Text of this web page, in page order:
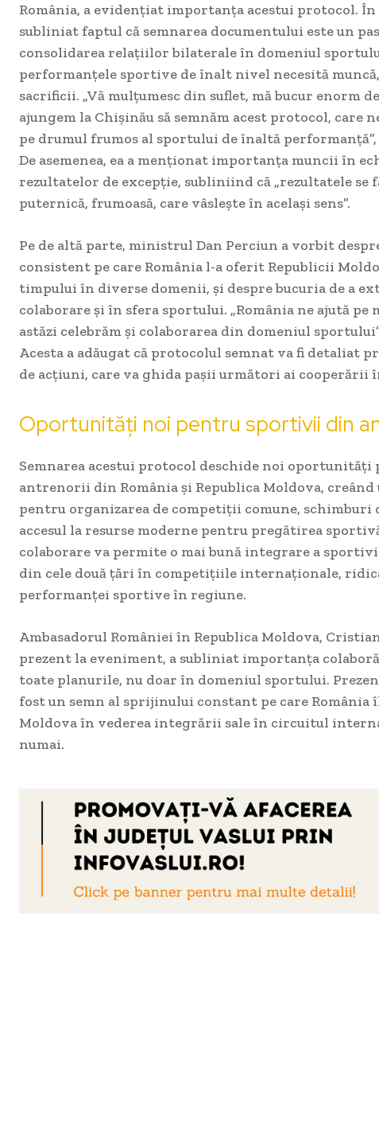
România, a evidențiat importanța acestui protocol. În
subliniat faptul că semnarea documentului este un
consolidarea relațiilor bilaterale în domeniul
performanțele sportive de înalt nivel necesită
sacrificii. „Vă mulțumesc din suflet, mă bucur enorm
ajungem la Chișinău să semnăm acest protocol, care
pe drumul frumos al sportului de înaltă performanță”,
De asemenea, ea a menționat importanța muncii în
rezultatelor de excepție, subliniind că „rezultatele se
puternică, frumoasă, care vâslește în același sens”.
Pe de altă parte, ministrul Dan Perciun a vorbit
consistent pe care România l-a oferit Republicii
timpului în diverse domenii, și despre bucuria de a
colaborare și în sfera sportului. „România ne ajută
astăzi celebrăm și colaborarea din domeniul
Acesta a adăugat că protocolul semnat va fi detaliat
de acțiuni, care va ghida pașii următori ai cooperării
Oportunități noi pentru sportivii din
Semnarea acestui protocol deschide noi
antrenorii din România și Republica Moldova,
pentru organizarea de competiții comune, schimburi
accesul la resurse moderne pentru pregătirea
colaborare va permite o mai bună integrare a
din cele două țări în competițiile internaționale,
performanței sportive în regiune.
Ambasadorul României în Republica Moldova,
prezent la eveniment, a subliniat importanța
toate planurile, nu doar în domeniul sportului.
fost un semn al sprijinului constant pe care România
Moldova în vederea integrării sale în circuitul
numai.